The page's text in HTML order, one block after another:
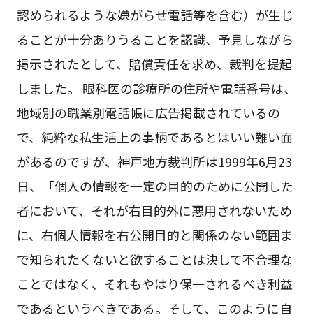
認められるような嫌がらせ電話等を含む）が生じ
ることが十分ありうることを認識、予見しながら
掲示されたとして、賠償責任を求め、裁判を提起
しました。 眼科医の診療所の住所や電話番号は、
地域別の職業別電話帳に広告掲載されているの
で、純粋な私生活上の事柄であるとはいい難い面
があるのですが、神戸地方裁判所は1999年6月23
日、「個人の情報を一定の目的のために公開した
者において、それが右目的外に悪用されないため
に、右個人情報を右公開目的と関係のない範囲ま
で知られたくないと欲することは決して不合理な
ことではなく、それもやはり保一されるべき利益
であるというべきである。そして、このように自